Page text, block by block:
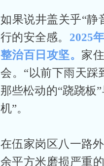
如果说井盖关乎“静
行的安全感。 2025
整治百日攻坚。 家
会。“以前下雨天踩
那些松动的“跷跷板
机”。
在伍家岗区八一路
余平方米磨损严重